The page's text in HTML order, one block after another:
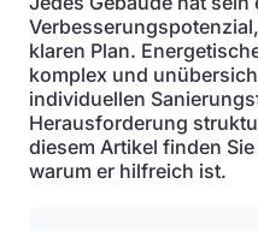
klaren Plan.
komplex und
individuellen
Herausforderung
diesem Artikel finden
warum er hilfreich ist.